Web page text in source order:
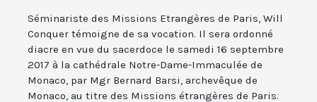
Séminariste des Missions Etrangères de Paris, Will
Conquer témoigne de sa vocation. Il sera ordonné
diacre en vue du sacerdoce le samedi 16 septembre
2017 à la cathédrale Notre-Dame-Immaculée de
Monaco, par Mgr Bernard Barsi, archevêque de
Monaco, au titre des Missions étrangères de Paris.